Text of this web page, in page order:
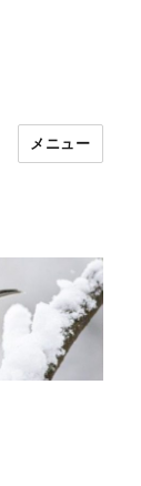
メニュー